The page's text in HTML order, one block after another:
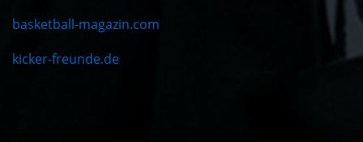
basketball-magazin.com
kicker-freunde.de